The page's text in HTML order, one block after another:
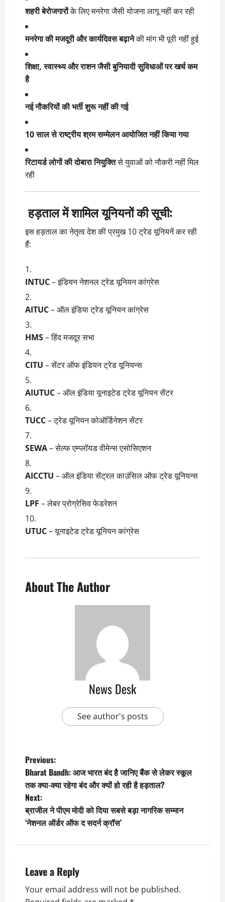
शहरी बेरोजगारोंके लिए मनरेगा जैसी योजना लागू नहीं कर रही
मनरेगा की मजदूरी और कार्यदिवस बढ़ानेकी मांग भी पूरी नहीं हुई
शिक्षा, स्वास्थ्य और राशन जैसी बुनियादी सुविधाओं पर खर्च कम
है
नई नौकरियों की भर्ती शुरू नहीं की गई
10 साल से राष्ट्रीय श्रम सम्मेलन आयोजित नहीं किया गया
रिटायर्ड लोगों की दोबारा नियुक्तिसे युवाओं को नौकरी नहीं मिल
रही
हड़ताल में शामिल यूनियनों की सूची:
इस हड़ताल का नेतृत्व देश की प्रमुख 10 ट्रेड यूनियनें कर रही
हैं:
INTUC– इंडियन नेशनल ट्रेड यूनियन कांग्रेस
AITUC– ऑल इंडिया ट्रेड यूनियन कांग्रेस
HMS– हिंद मजदूर सभा
CITU – सेंटर ऑफ इंडियन ट्रेड यूनियन्स
AIUTUC– ऑल इंडिया यूनाइटेड ट्रेड यूनियन सेंटर
TUCC– ट्रेड यूनियन कोऑर्डिनेशन सेंटर
SEWA– सेल्फ एम्प्लॉयड वीमेन्स एसोसिएशन
AICCTU – ऑल इंडिया सेंट्रल काउंसिल ऑफ ट्रेड यूनियन्स
LPF – लेबर प्रोग्रेसिव फेडरेशन
UTUC– यूनाइटेड ट्रेड यूनियन कांग्रेस
About The Author
News Desk
See author's posts
P
o
s
t
a
v
Previous:
Bharat Bandh: आज भारत बंद है जानिए बैंक से लेकर स्कूल
तक क्या-क्या रहेगा बंद और क्यों हो रही है हड़ताल?
Next:
ब्राजील ने पीएम मोदी को दिया सबसे बड़ा नागरिक सम्मान
‘नेशनल ऑर्डर ऑफ द सदर्न क्रॉस’
Leave a Reply
Your email address will not be published.